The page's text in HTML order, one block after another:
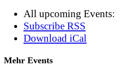
All upcoming Events:
Subscribe RSS
Download iCal
Mehr Events